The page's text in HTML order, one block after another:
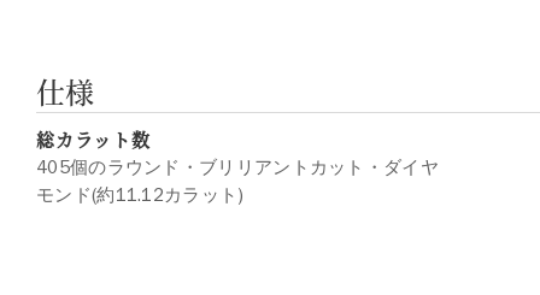
仕様
総カラット数
405個のラウンド・ブリリアントカット・ダイヤ
モンド(約11.12カラット)